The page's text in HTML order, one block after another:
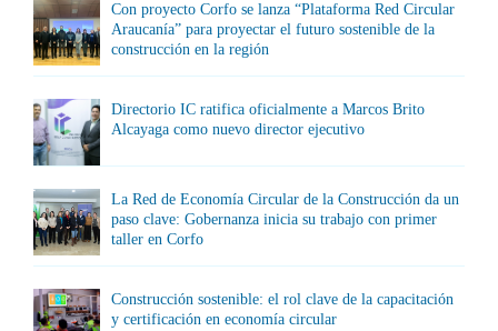
Con proyecto Corfo se lanza “Plataforma Red Circular
Araucanía” para proyectar el futuro sostenible de la
construcción en la región
Directorio IC ratifica oficialmente a Marcos Brito
Alcayaga como nuevo director ejecutivo
La Red de Economía Circular de la Construcción da un
paso clave: Gobernanza inicia su trabajo con primer
taller en Corfo
Construcción sostenible: el rol clave de la capacitación
y certificación en economía circular